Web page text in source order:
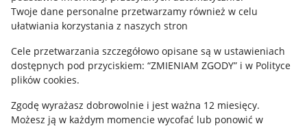
Twoje dane personalne przetwarzamy również w celu
ułatwiania korzystania z naszych stron
Cele przetwarzania szczegółowo opisane są w ustawieniach
dostępnych pod przyciskiem: “ZMIENIAM ZGODY” i w Polityce
plików cookies.
Zgodę wyrażasz dobrowolnie i jest ważna 12 miesięcy.
Możesz ją w każdym momencie wycofać lub ponowić w
Polityka plików "cookies"
Ustawienia plików "cookies"
Udostępnianie lokalizacji
Informacje dla Aktu o Usługach Cyfrowych
Pobierz aplikację